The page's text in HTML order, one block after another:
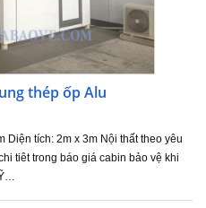
thép ốp Alu
Diện tích: 2m x 3m Nội thất theo yêu
tiêt trong báo giá cabin bảo vệ khi